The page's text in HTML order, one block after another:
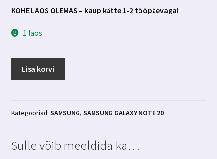
KOHE LAOS OLEMAS – kaup kätte 1-2 tööpäevaga!
1 laos
läbipaistev
Lisa korvi
Kategooriad: SAMSUNG, SAMSUNG GALAXY NOTE 20
Sulle võib meeldida ka…